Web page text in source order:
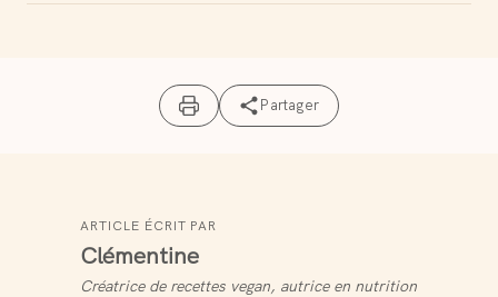
Partager
ARTICLE ÉCRIT PAR
Clémentine
Créatrice de recettes vegan, autrice en nutrition